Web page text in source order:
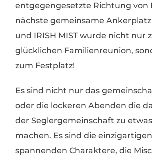
entgegengesetzte Richtung von
nächste gemeinsame
und IRISH MIST wurde nicht nur
glücklichen Familienreunion,
zum Festplatz!
Es sind nicht nur das
oder die lockeren Abenden die
der Seglergemeinschaft zu
machen. Es sind die
spannenden Charaktere, die